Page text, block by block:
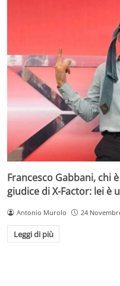
Francesco Gabbani, chi
giudice di X-Factor: lei è
Antonio Murolo 24
Leggi di più